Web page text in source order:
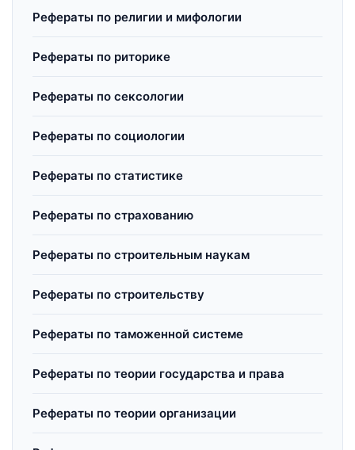
Рефераты по религии и мифологии
Рефераты по риторике
Рефераты по сексологии
Рефераты по социологии
Рефераты по статистике
Рефераты по страхованию
Рефераты по строительным наукам
Рефераты по строительству
Рефераты по таможенной системе
Рефераты по теории государства и права
Рефераты по теории организации